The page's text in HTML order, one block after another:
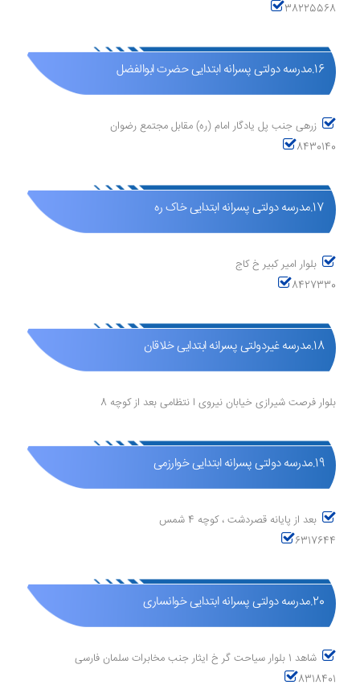
38225568
16.مدرسه دولتی پسرانه ابتدایی حضرت ابوالفضل
زرهی جنب پل یادگار امام (ره) مقابل مجتمع رضوان
8430140
17.مدرسه دولتی پسرانه ابتدایی خاک ره
بلوار امیر کبیر خ کاج
8427330
18.مدرسه غیردولتی پسرانه ابتدایی خلاقان
بلوار فرصت شیرازی خیابان نیروی ا نتظامی بعد از کوچه 8
19.مدرسه دولتی پسرانه ابتدایی خوارزمی
بعد از پایانه قصردشت ، کوچه 4 شمس
6317644
20.مدرسه دولتی پسرانه ابتدایی خوانساری
شاهد 1 بلوار سیاحت گر خ ایثار جنب مخابرات سلمان فارسی
8318401